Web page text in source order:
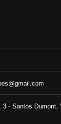
3 - Santos Dumont,